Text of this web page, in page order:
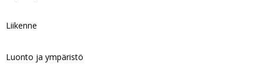
Liikenne
Luonto ja ympäristö